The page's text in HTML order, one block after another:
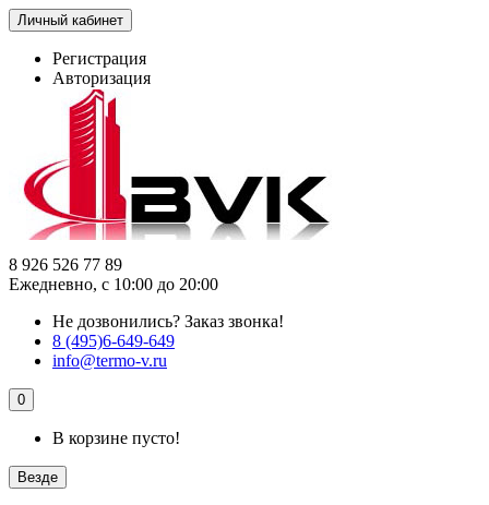
Личный кабинет
Регистрация
Авторизация
8 926 526 77 89
Ежедневно, с 10:00 до 20:00
Не дозвонились? Заказ звонка!
8 (495)6-649-649
info@termo-v.ru
0
В корзине пусто!
Везде